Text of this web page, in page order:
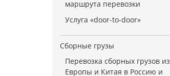
маршрута перевозки
Услуга «door-to-door»
Сборные грузы
Перевозка сборных грузов из
Европы и Китая в Россию и